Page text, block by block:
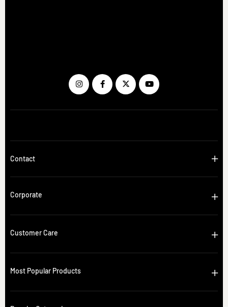
Contact
Corporate
Customer Care
Most Popular Products